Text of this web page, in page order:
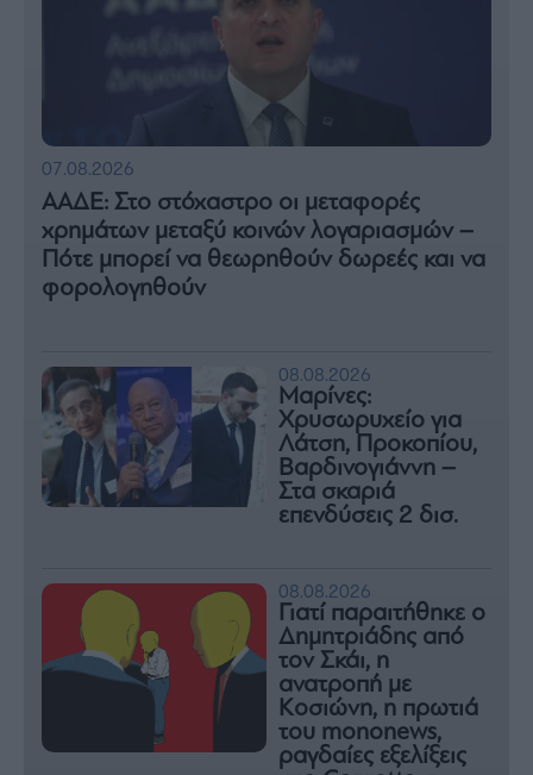
07.08.2026
ΑΑΔΕ: Στο στόχαστρο οι μεταφορές
χρημάτων μεταξύ κοινών λογαριασμών –
Πότε μπορεί να θεωρηθούν δωρεές και να
φορολογηθούν
08.08.2026
Μαρίνες:
Χρυσωρυχείο για
Λάτση, Προκοπίου,
Βαρδινογιάννη –
Στα σκαριά
επενδύσεις 2 δισ.
08.08.2026
Γιατί παραιτήθηκε ο
Δημητριάδης από
τον Σκάι, η
ανατροπή με
Κοσιώνη, η πρωτιά
του mononews,
ραγδαίες εξελίξεις